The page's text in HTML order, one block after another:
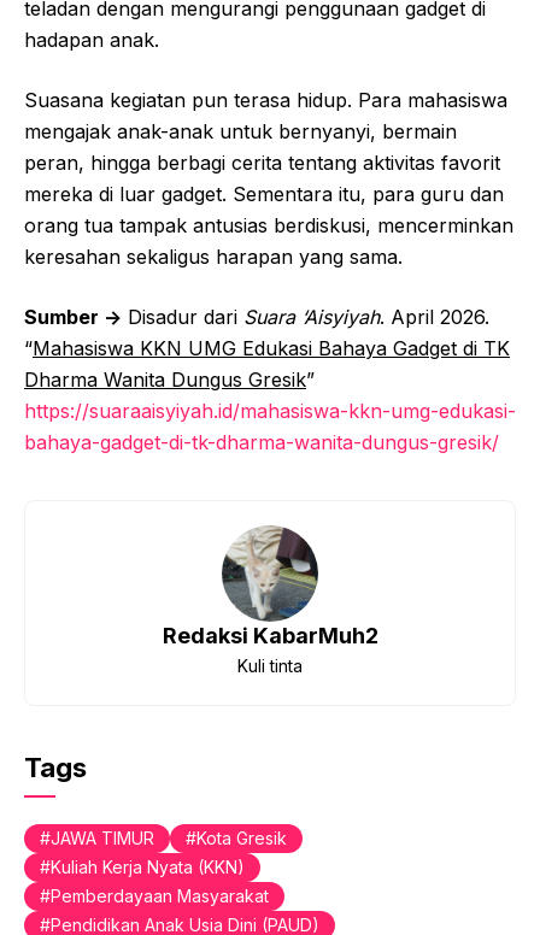
teladan dengan mengurangi penggunaan gadget di
hadapan anak.
Suasana kegiatan pun terasa hidup. Para mahasiswa
mengajak anak-anak untuk bernyanyi, bermain
peran, hingga berbagi cerita tentang aktivitas favorit
mereka di luar gadget. Sementara itu, para guru dan
orang tua tampak antusias berdiskusi, mencerminkan
keresahan sekaligus harapan yang sama.
Sumber -> Disadur dari Suara ‘Aisyiyah. April 2026.
“Mahasiswa KKN UMG Edukasi Bahaya Gadget di TK
Dharma Wanita Dungus Gresik”
https://suaraaisyiyah.id/mahasiswa-kkn-umg-edukasi-
bahaya-gadget-di-tk-dharma-wanita-dungus-gresik/
Redaksi KabarMuh2
Kuli tinta
Tags
JAWA TIMUR
Kota Gresik
Kuliah Kerja Nyata (KKN)
Pemberdayaan Masyarakat
Pendidikan Anak Usia Dini (PAUD)